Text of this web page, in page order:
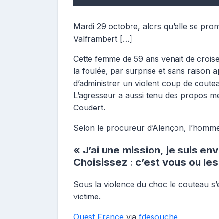
Mardi 29 octobre, alors qu’elle se
Valframbert […]
Cette femme de 59 ans venait de
la foulée, par surprise et sans raison
d’administrer un violent coup de
L’agresseur a aussi tenu des propos
Coudert.
Selon le procureur d’Alençon,
« J’ai une mission, je suis
Choisissez : c’est vous ou
Sous la violence du choc le couteau
victime.
Ouest France via fdesouche